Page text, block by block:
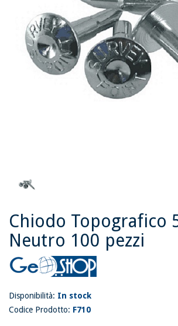
Chiodo Topografico
Neutro 100 pezzi
Disponibilità: In stock
Codice Prodotto: F710